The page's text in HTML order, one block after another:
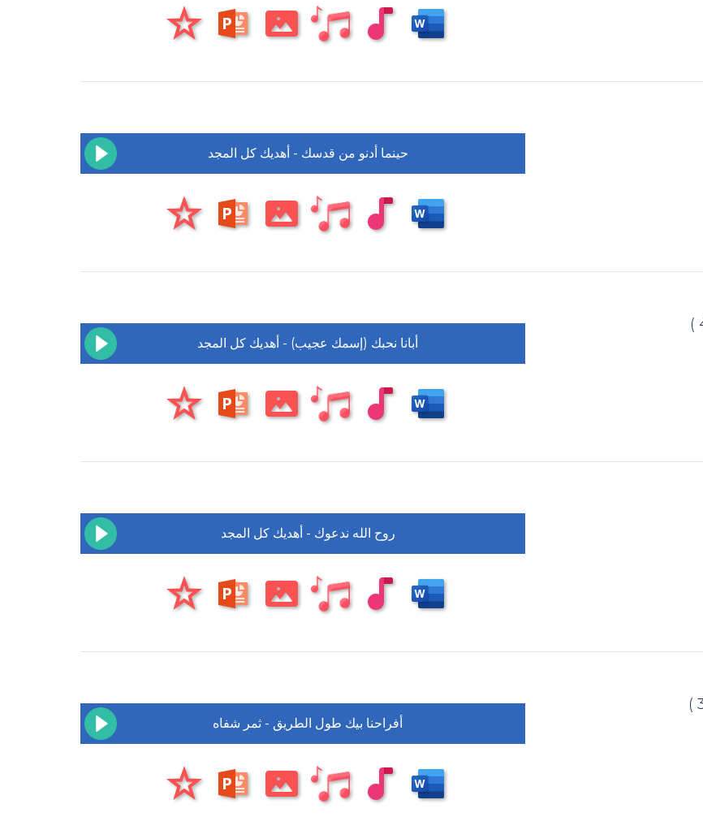
حينما أدنو من قدسك - أهديك كل المجد
أبانا نحبك (إسمك عجيب) - أهديك كل المجد
روح الله ندعوك - أهديك كل المجد
أفراحنا بيك طول الطريق - ثمر شفاه